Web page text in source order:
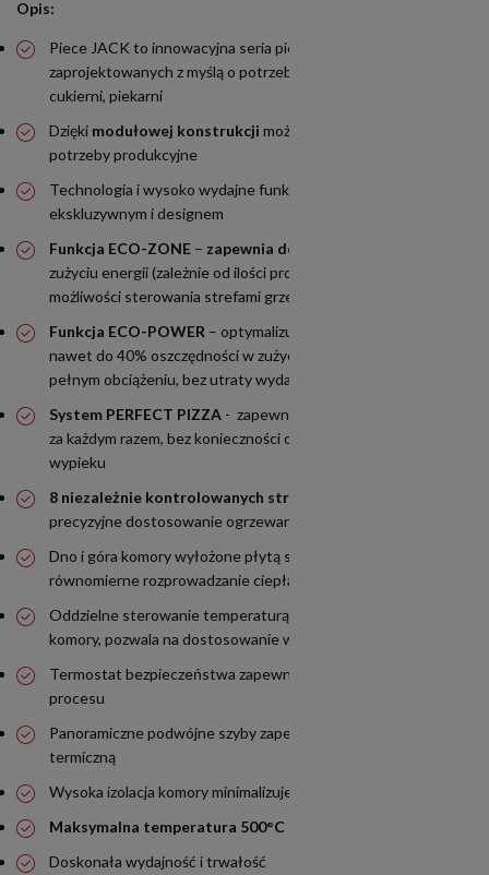
Opis:
Piece JACK to innowacyjna seria pieców elektrycznych
zaprojektowanych z myślą o potrzebach produkcyjnych pizzerii,
cukierni, piekarni
Dzięki modułowej konstrukcji można dostosować piec pod
potrzeby produkcyjne
Technologia i wysoko wydajne funkcje, łączą się z
ekskluzywnym i designem
Funkcja ECO-ZONE – zapewnia do 60% oszczędności
zużyciu energii (zależnie od ilości produktu), a wszystko dzięki
możliwości sterowania strefami grzewczymi
Funkcja ECO-POWER – optymalizuje zużycie energii i pozwala
nawet do 40% oszczędności w zużyciu prądu, nawet przy
pełnym obciążeniu, bez utraty wydajności
System PERFECT PIZZA - zapewnia doskonały wypiek pizzy
za każdym razem, bez konieczności obracania jej podczas
wypieku
8 niezależnie kontrolowanych stref grzewczych
precyzyjne dostosowanie ogrzewania do różnych produktów
Dno i góra komory wyłożone płytą szamotową, co gwarantuje
równomierne rozprowadzanie ciepła
Oddzielne sterowanie temperaturą górnej i dolnej części
komory, pozwala na dostosowanie wypieku według potrzeb
Termostat bezpieczeństwa zapewnia kontrolę i ochronę
procesu
Panoramiczne podwójne szyby zapewniają doskonałą izolację
termiczną
Wysoka izolacja komory minimalizuje straty ciepła
Maksymalna temperatura 500°C
Doskonała wydajność i trwałość